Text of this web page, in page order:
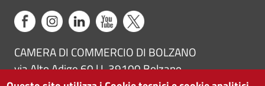
CAMERA DI COMMERCIO DI BOLZANO
via Alto Adige 60 | I-39100 Bolzano